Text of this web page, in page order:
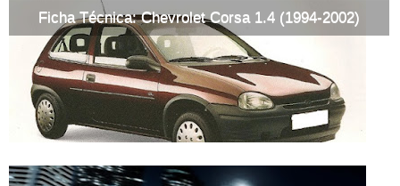
Ficha Técnica: Chevrolet Corsa 1.4 (1994-2002)